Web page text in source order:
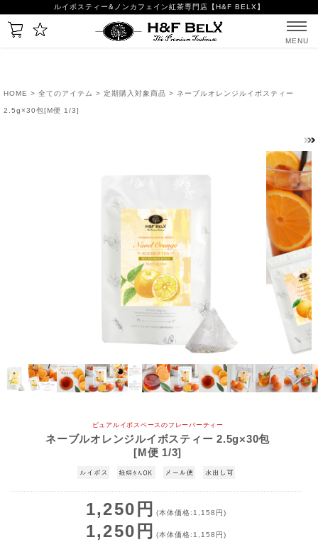
ルイボスティー&ノンカフェイン紅茶専門店【H&F BELX】
MENU
HOME > 全てのアイテム > 定期購入対象商品 > ネーブルオレンジルイボスティー
2.5g×30包[M便 1/3]
ピュアルイボスベースのフレーバーティー
ネーブルオレンジルイボスティー 2.5g×30包
[M便 1/3]
1,250円 (本体価格:1,158円)
1,250円 (本体価格:1,158円)